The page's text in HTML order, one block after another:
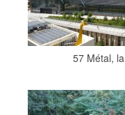
57 Métal,